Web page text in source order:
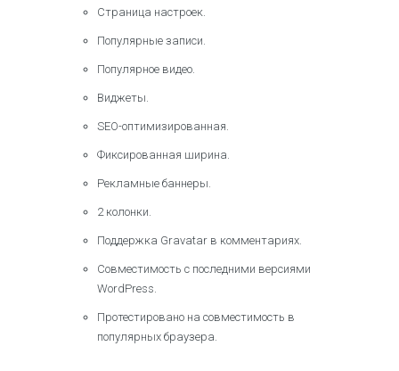
Страница настроек.
Популярные записи.
Популярное видео.
Виджеты.
SEO-оптимизированная.
Фиксированная ширина.
Рекламные баннеры.
2 колонки.
Поддержка Gravatar в комментариях.
Совместимость с последними версиями
WordPress.
Протестировано на совместимость в
популярных браузера.